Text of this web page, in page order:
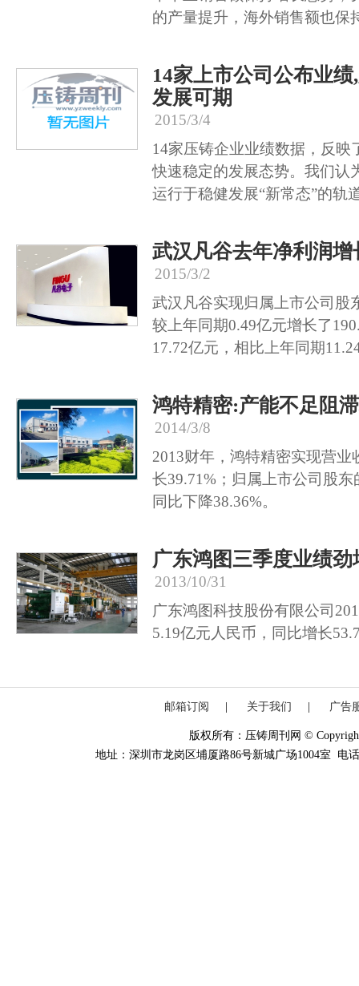
的产量提升，海外销售额也保
14家上市公司公布业
发展可期
2015/3/4
14家压铸企业业绩数据，反映
快速稳定的发展态势。我们认
运行于稳健发展“新常态”的轨
武汉凡谷去年净利润增
2015/3/2
武汉凡谷实现归属上市公司股
较上年同期0.49亿元增长了
17.72亿元，相比上年同期
鸿特精密:产能不足阻
2014/3/8
2013财年，鸿特精密实现营业
长39.71%；归属上市公司股
同比下降38.36%。
广东鸿图三季度业绩劲
2013/10/31
广东鸿图科技股份有限公司
5.19亿元人民币，同比增长
邮箱订阅 关于我们 广告
版权所有：压铸周刊网 ©
地址：深圳市龙岗区埔厦路86号新城广场1004室 电